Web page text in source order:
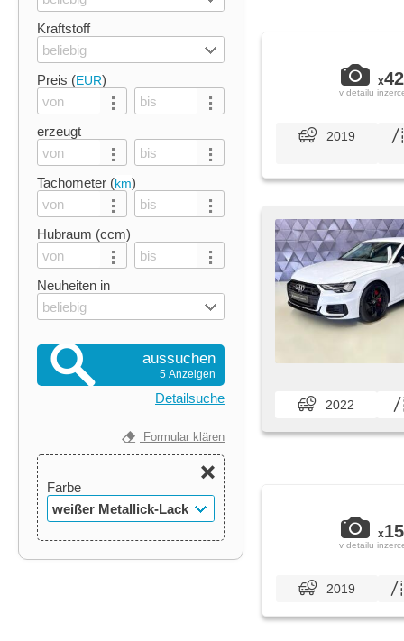
Kraftstoff
beliebig
Preis (EUR)
erzeugt
Tachometer (km)
Hubraum (ccm)
Neuheiten in
beliebig
aussuchen
5 Anzeigen
Detailsuche
Formular klären
Farbe
weißer Metallick-Lack
x42
v detailu
2019
2022
x15
v detailu
2019